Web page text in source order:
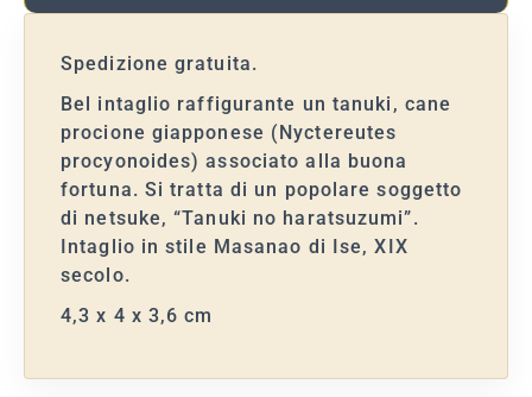
Spedizione gratuita.
Bel intaglio raffigurante un tanuki, cane
procione giapponese (Nyctereutes
procyonoides) associato alla buona
fortuna. Si tratta di un popolare soggetto
di netsuke, “Tanuki no haratsuzumi”.
Intaglio in stile Masanao di Ise, XIX
secolo.
4,3 x 4 x 3,6 cm